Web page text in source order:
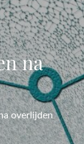
na
overlijden